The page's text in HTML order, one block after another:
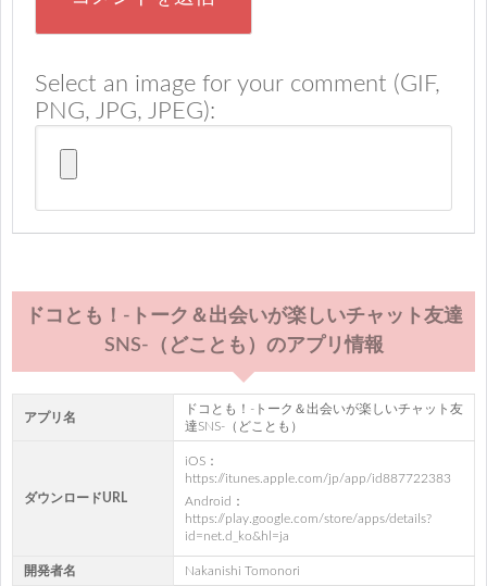
Select an image for your comment (GIF,
PNG, JPG, JPEG):
ドコとも！-トーク＆出会いが楽しいチャット友達
SNS-（どことも）のアプリ情報
アプリ名
ドコとも！-トーク＆出会いが楽しいチャット友
達SNS-（どことも）
ダウンロードURL
iOS：
https://itunes.apple.com/jp/app/id887722383
Android：
https://play.google.com/store/apps/details?
id=net.d_ko&hl=ja
開発者名 Nakanishi Tomonori